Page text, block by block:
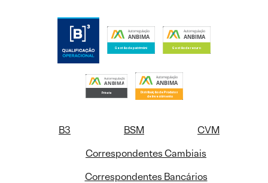
B3 BSM
CVM
Correspondentes Cambiais
Correspondentes Bancários